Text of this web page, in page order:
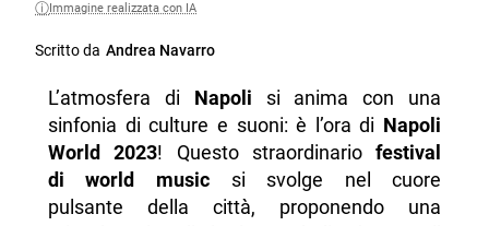
Immagine realizzata con IA
Scritto da Andrea Navarro
L’atmosfera di Napoli si anima con una
sinfonia di culture e suoni: è l’ora di Napoli
World 2023! Questo straordinariofestival
di world musicsi svolge nel cuore
pulsante della città, proponendo una